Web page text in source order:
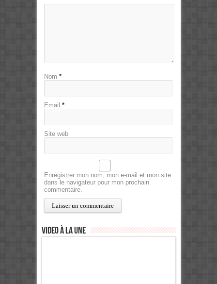
Nom *
Email *
Site web
Enregistrer mon nom, mon e-mail et mon site
dans le navigateur pour mon prochain
commentaire.
Video à la Une